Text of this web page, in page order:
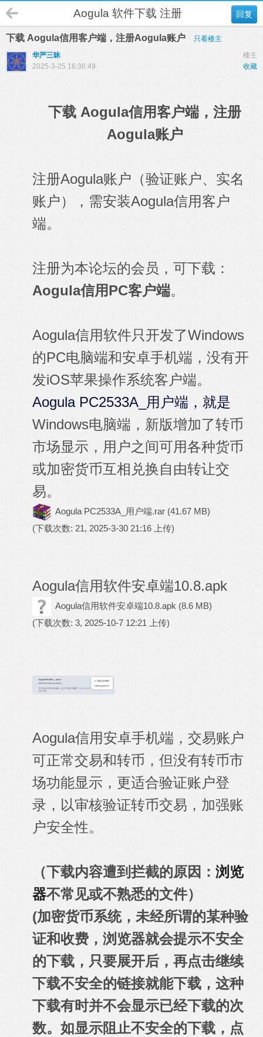
回复
Aogula 软件下载 注册
下载 Aogula信用客户端，注册Aogula账户
只看楼主
楼主
华严三昧
收藏
2025-3-25 16:36:49
下载 Aogula信用客户端，注册
Aogula账户
注册Aogula账户（验证账户、实名
账户），需安装Aogula信用客户
端。
注册为本论坛的会员，可下载：
Aogula信用PC客户端。
Aogula信用软件只开发了Windows
的PC电脑端和安卓手机端，没有开
发iOS苹果操作系统客户端。
Aogula PC2533A_用户端，就是
Windows电脑端，新版增加了转币
市场显示，用户之间可用各种货币
或加密货币互相兑换自由转让交
易。
Aogula PC2533A_用户端.rar (41.67 MB)
(下载次数: 21, 2025-3-30 21:16 上传)
Aogula信用软件安卓端10.8.apk
Aogula信用软件安卓端10.8.apk (8.6 MB)
(下载次数: 3, 2025-10-7 12:21 上传)
Aogula信用安卓手机端，交易账户
可正常交易和转币，但没有转币市
场功能显示，更适合验证账户登
录，以审核验证转币交易，加强账
户安全性。
（下载内容遭到拦截的原因： 浏览
器不常见或不熟悉的文件）
(加密货币系统，未经所谓的某种验
证和收费，浏览器就会提示不安全
的下载，只要展开后，再点击继续
下载不安全的链接就能下载 ，这种
下载有时并不会显示已经下载的次
数。 如显示阻止不安全的下载，点